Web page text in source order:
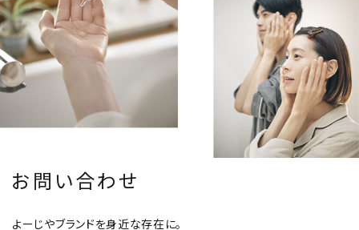
お問い合わせ
よーじやブランドを身近な存在に。